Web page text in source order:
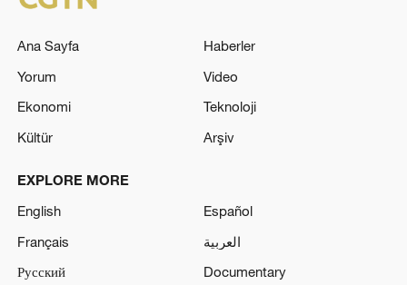
Ana Sayfa
Haberler
Yorum
Video
Ekonomi
Teknoloji
Kültür
Arşiv
EXPLORE MORE
English
Español
Français
العربية
Русский
Documentary